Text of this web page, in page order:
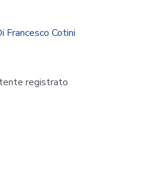
Francesco Cotini
registrato